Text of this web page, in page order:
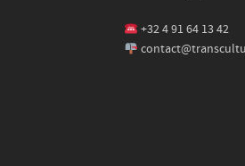
+32 4 91 64 13 42